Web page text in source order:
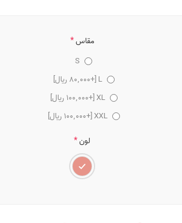
مقاس*
S
L [+80٬000 ریال]
XL [+100٬000 ریال]
XXL [+100٬000 ریال]
لون*